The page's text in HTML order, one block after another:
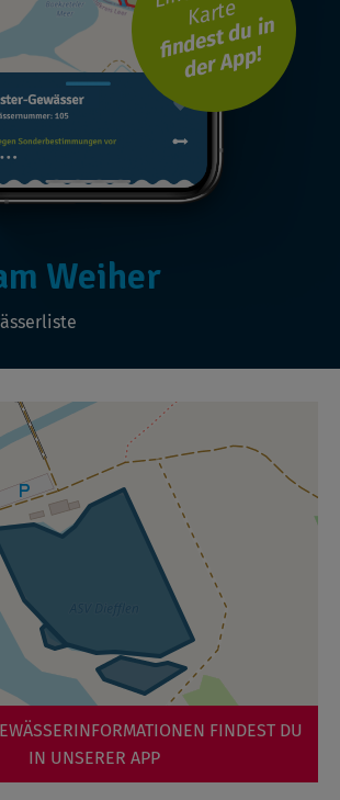
Weiher
Karte
findest du in
der App!
FINDEST DU
IN UNSERER APP